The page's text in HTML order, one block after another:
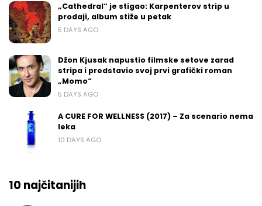
„Cathedral“ je stigao: Karpenterov strip u
prodaji, album stiže u petak
5 DAYS AGO
Džon Kjusak napustio filmske setove zarad
stripa i predstavio svoj prvi grafički roman
„Momo“
5 DAYS AGO
A CURE FOR WELLNESS (2017) – Za scenario nema
leka
10 DAYS AGO
10 najčitanijih